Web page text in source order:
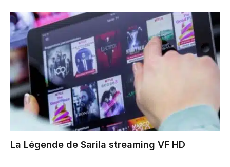
La Légende de Sarila streaming VF HD